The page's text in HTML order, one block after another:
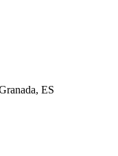
ES